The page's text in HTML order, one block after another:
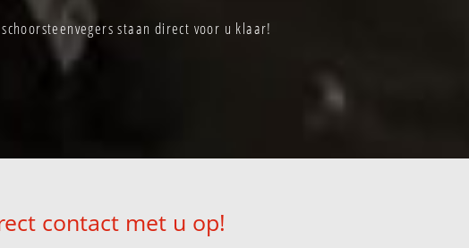
staan direct voor u klaar!
contact met u op!